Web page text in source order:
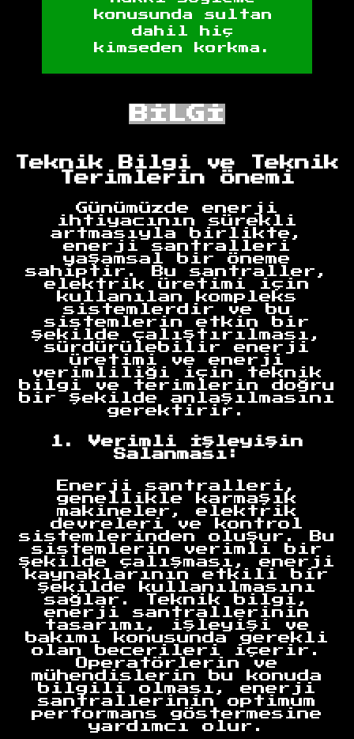
konusunda sultan
dahil hiç
kimseden korkma.
BİLGİ
Teknik Bilgi ve Teknik
Terimlerin Önemi
Günümüzde enerji
ihtiyacının sürekli
artmasıyla birlikte,
enerji santralleri
yaşamsal bir öneme
sahiptir. Bu santraller,
elektrik üretimi için
kullanılan kompleks
sistemlerdir ve bu
sistemlerin etkin bir
şekilde çalıştırılması,
sürdürülebilir enerji
üretimi ve enerji
verimliliği için teknik
bilgi ve terimlerin doğru
bir şekilde anlaşılmasını
gerektirir.
1. Verimli İşleyişin
Salanması:
Enerji santralleri,
genellikle karmaşık
makineler, elektrik
devreleri ve kontrol
sistemlerinden oluşur. Bu
sistemlerin verimli bir
şekilde çalışması, enerji
kaynaklarının etkili bir
şekilde kullanılmasını
sağlar. Teknik bilgi,
enerji santrallerinin
tasarımı, işleyişi ve
bakımı konusunda gerekli
olan becerileri içerir.
Operatörlerin ve
mühendislerin bu konuda
bilgili olması, enerji
santrallerinin optimum
performans göstermesine
yardımcı olur.